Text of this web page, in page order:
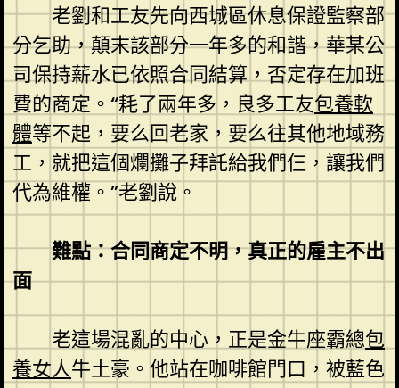
老劉和工友先向西城區休息保證監察部
分乞助，顛末該部分一年多的和諧，華某公
司保持薪水已依照合同結算，否定存在加班
費的商定。“耗了兩年多，良多工友包養軟
體等不起，要么回老家，要么往其他地域務
工，就把這個爛攤子拜託給我們仨，讓我們
代為維權。”老劉說。
難點：合同商定不明，真正的雇主不出
面
老這場混亂的中心，正是金牛座霸總包
養女人牛土豪。他站在咖啡館門口，被藍色